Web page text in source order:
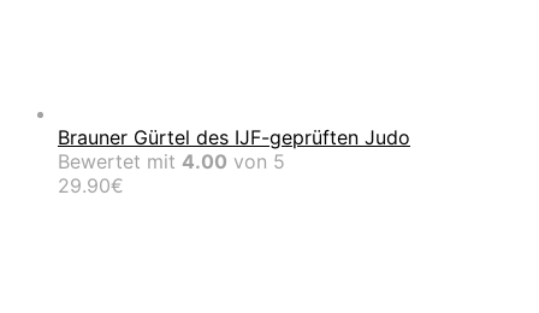
Brauner Gürtel des IJF-geprüften Judo
Bewertet mit 4.00 von 5
29.90€